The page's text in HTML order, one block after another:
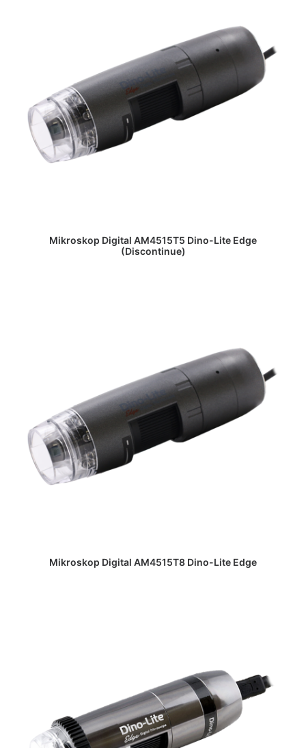
DAPATKAN PENAWARAN HARGA
Mikroskop Digital AM4515T5 Dino-Lite Edge
(Discontinue)
DAPATKAN PENAWARAN HARGA
Mikroskop Digital AM4515T8 Dino-Lite Edge